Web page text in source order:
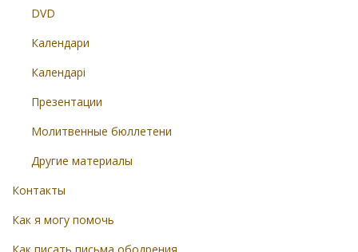
DVD
Календари
Календарі
Презентации
Молитвенные бюллетени
Другие материалы
Контакты
Как я могу помочь